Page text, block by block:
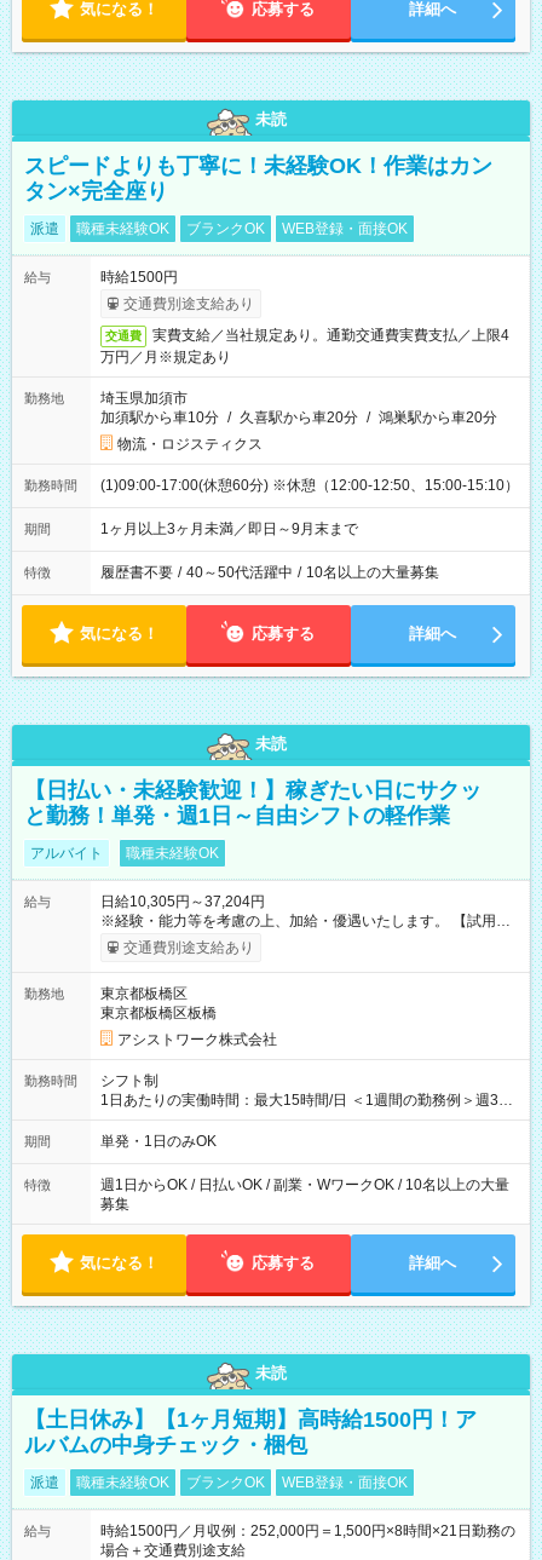
気になる！ 応募する 詳細へ
未読
スピードよりも丁寧に！未経験OK！作業はカン
タン×完全座り
派遣 職種未経験OK ブランクOK WEB登録・面接OK
給与
時給1500円
交通費別途支給あり
交通費
実費支給／当社規定あり。通勤交通費実費支払／上限4
万円／月※規定あり
勤務地
埼玉県加須市
加須駅から車10分 / 久喜駅から車20分 / 鴻巣駅から車20分
物流・ロジスティクス
勤務時間 (1)09:00-17:00(休憩60分) ※休憩（12:00-12:50、15:00-15:10）
期間 1ヶ月以上3ヶ月未満／即日～9月末まで
特徴 履歴書不要 / 40～50代活躍中 / 10名以上の大量募集
気になる！ 応募する 詳細へ
未読
【日払い・未経験歓迎！】稼ぎたい日にサクッ
と勤務！単発・週1日～自由シフトの軽作業
アルバイト 職種未経験OK
給与
日給10,305円～37,204円
※経験・能力等を考慮の上、加給・優遇いたします。 【試用期
間】試用期間なし
交通費別途支給あり
勤務地
東京都板橋区
東京都板橋区板橋
アシストワーク株式会社
勤務時間
シフト制
1日あたりの実働時間：最大15時間/日 ＜1週間の勤務例＞週3回
勤務 勤務：月・水・金 休み：火・木・土・日 好きな時にお仕事
可能です！ ※1日あたりの最大実働時間は日勤、夜勤共に勤務し
期間 単発・1日のみOK
特徴
週1日からOK / 日払いOK / 副業・WワークOK / 10名以上の大量
募集
気になる！ 応募する 詳細へ
未読
【土日休み】【1ヶ月短期】高時給1500円！ア
ルバムの中身チェック・梱包
派遣 職種未経験OK ブランクOK WEB登録・面接OK
給与
時給1500円／月収例：252,000円＝1,500円×8時間×21日勤務の
場合＋交通費別途支給